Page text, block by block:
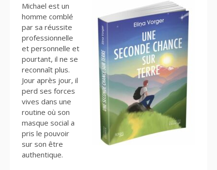
Michael est un
homme comblé
par sa réussite
professionnelle
et personnelle et
pourtant, il ne se
reconnaît plus.
Jour après jour, il
perd ses forces
vives dans une
routine où son
masque social a
pris le pouvoir
sur son être
authentique.